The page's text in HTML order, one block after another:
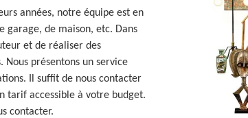
années, notre équipe est en
garage, de maison, etc. Dans
et de réaliser des
présentons un service
Il suffit de nous contacter
tarif accessible à votre budget.
contacter.